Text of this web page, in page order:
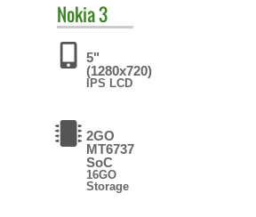
Nokia3
5"
(1280x720)
IPS LCD
2GO
MT6737
SoC
16GO
Storage